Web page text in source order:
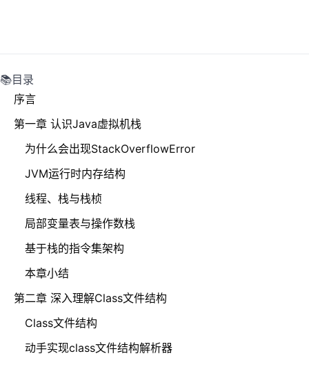
📚目录
序言
第一章 认识Java虚拟机栈
为什么会出现StackOverflowError
JVM运行时内存结构
线程、栈与栈桢
局部变量表与操作数栈
基于栈的指令集架构
本章小结
第二章 深入理解Class文件结构
Class文件结构
动手实现class文件结构解析器